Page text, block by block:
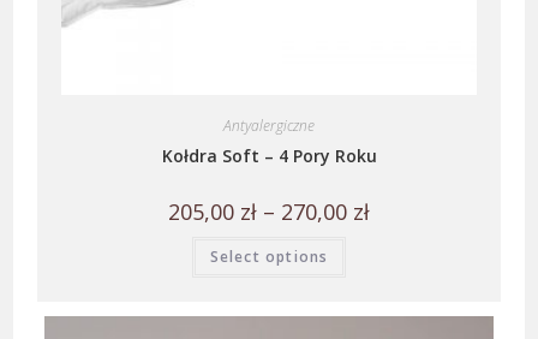
Antyalergiczne
Kołdra Soft – 4 Pory Roku
205,00 zł – 270,00 zł
Select options